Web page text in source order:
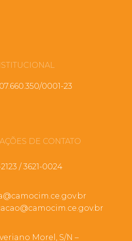
0001-23
DE CONTATO
/ 3621-0024
Morel, S/N –